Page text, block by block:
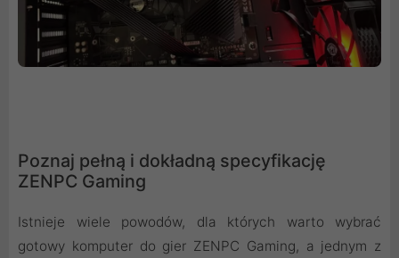
Poznaj pełną i dokładną specyfikację
ZENPC Gaming
Istnieje wiele powodów, dla których warto wybrać
gotowy komputer do gier ZENPC Gaming, a jednym z